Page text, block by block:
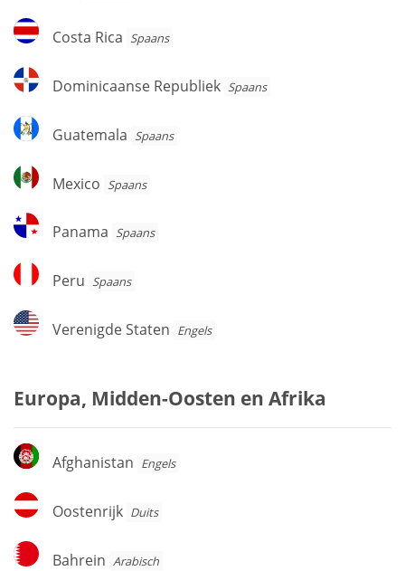
Costa
Rica
Costa Rica Spaans
Dominicaanse
Republiek
Dominicaanse Republiek Spaans
Guatemala
Guatemala Spaans
Mexico
Mexico Spaans
Panama
Panama Spaans
Peru
Peru Spaans
Verenigde
Staten
Verenigde Staten Engels
Europa, Midden-Oosten en Afrika
Afghanistan
Afghanistan Engels
Oostenrijk
Oostenrijk Duits
Bahrein
Bahrein Arabisch